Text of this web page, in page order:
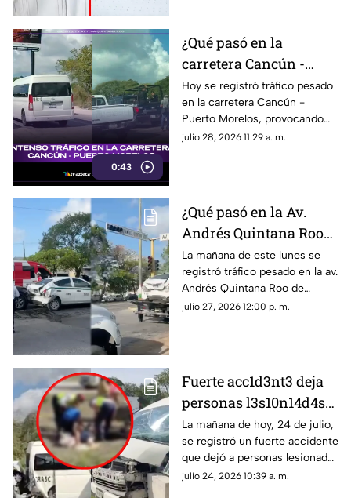
0:43
¿Qué pasó en la
carretera Cancún -
Puerto Morelos HOY
martes 28 de julio? Esto
se sabe del tráfico
Hoy se registró tráfico pesado
en la carretera Cancún -
Puerto Morelos, provocando
filas detenidas durante varios
julio 28, 2026 11:29 a. m.
¿Qué pasó en la Av.
Andrés Quintana Roo
de Cancún hoy 27 de
julio? Esta es la razón
del tráfico hoy
La mañana de este lunes se
registró tráfico pesado en la av.
Andrés Quintana Roo de
Cancún por un fuerte
julio 27, 2026 12:00 p. m.
Fuerte acc1d3nt3 deja
personas l3s10n14d4s
en carretera federal 307
tramo Playa del
Carmen - Cancún HOY:
Esto se sabe del choque
La mañana de hoy, 24 de julio,
se registró un fuerte accidente
que dejó a personas lesionadas
en la carretera federal 307
julio 24, 2026 10:39 a. m.